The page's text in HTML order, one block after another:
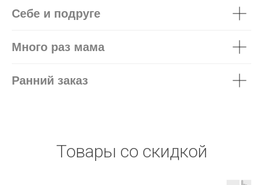
Себе и подруге
Много раз мама
Ранний заказ
Товары со скидкой